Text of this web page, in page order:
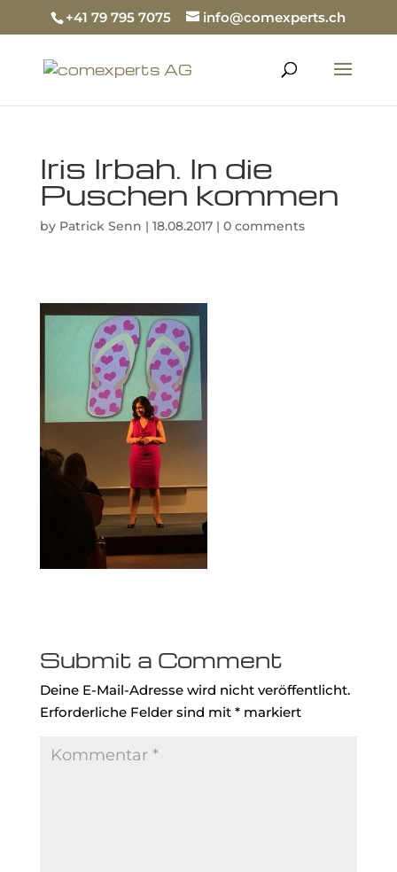
+41 79 795 7075 info@comexperts.ch
Iris Irbah. In die
Puschen kommen
by Patrick Senn | 18.08.2017| 0 comments
Submit a Comment
Deine E-Mail-Adresse wird nicht veröffentlicht.
Erforderliche Felder sind mit *markiert